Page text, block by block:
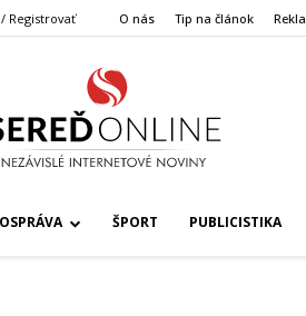
Registrovať O nás Tip na článok
ŠPORT PUBLICISTIKA